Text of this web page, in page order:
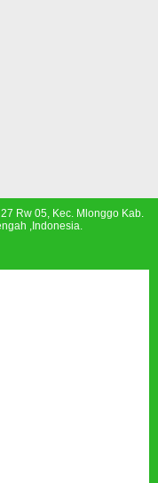
Rw 05, Kec. Mlonggo Kab.
,Indonesia.